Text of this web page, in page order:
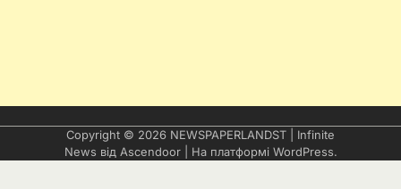
Copyright © 2026 NEWSPAPERLANDST | Infinite
News від Ascendoor| На платформі WordPress.